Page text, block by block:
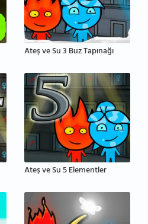
Ateş ve Su 3 Buz Tapınağı
Ateş ve Su 5 Elementler